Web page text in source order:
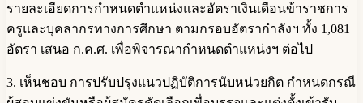
รายละเอียดการกำหนดตำแหน่งและอัตราเงินเดือนข้าราชการ
ครูและบุคลากรทางการศึกษา ตามกรอบอัตรากำลังฯ ทั้ง 1,081
อัตรา เสนอ ก.ค.ศ. เพื่อพิจารณากำหนดตำแหน่งฯ ต่อไป
3. เห็นชอบ การปรับปรุงแนวปฏิบัติการนับหน่วยกิต กำหนดกรณี